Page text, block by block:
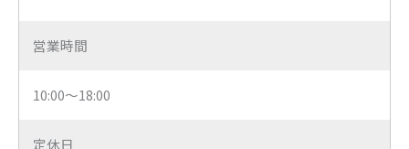
営業時間
10:00～18:00
定休日